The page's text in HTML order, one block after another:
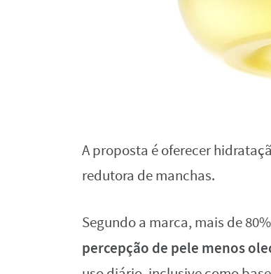
A proposta é oferecer
redutora de manchas.
Segundo a marca, mais de
percepção de pele menos